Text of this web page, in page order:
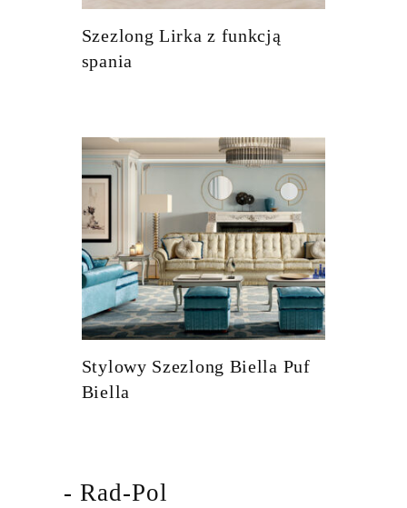
Szezlong Lirka z funkcją
spania
Stylowy Szezlong Biella Puf
Biella
- Rad-Pol